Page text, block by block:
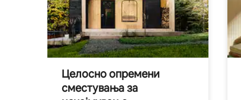
Целосно опремени
сместувања за